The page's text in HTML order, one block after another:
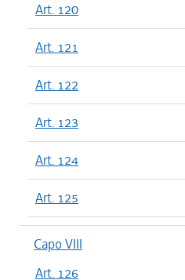
Art. 120
Art. 121
Art. 122
Art. 123
Art. 124
Art. 125
Capo VIII
Art. 126